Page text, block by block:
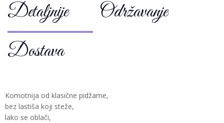
Detaljnije
Održavanje
Dostava
Komotnija od klasične pidžame,
bez lastiša koji steže,
lako se oblači,